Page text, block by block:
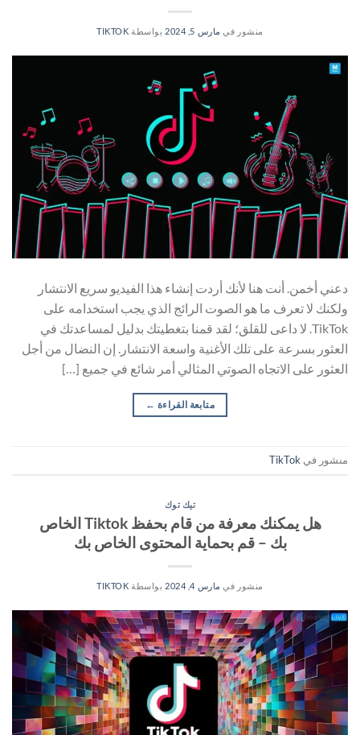
منشور في مارس 5, 2024 بواسطة TIKTOK
دعني أخمن. أنت هنا لأنك أردت إنشاء هذا الفيديو سريع الانتشار
ولكنك لا تعرف ما هو الصوت الرائج الذي يجب استخدامه على
TikTok. لا داعى للقلق؛ لقد قمنا بتغطيتك بدليل لمساعدتك في
العثور بسرعة على تلك الأغنية واسعة الانتشار. إن النضال من أجل
العثور على الاتجاه الصوتي المثالي أمر شائع في جميع […]
متابعة القراءة ←
منشور في TikTok
تيك توك
هل يمكنك معرفة من قام بحفظ Tiktok الخاص
بك – قم بحماية المحتوى الخاص بك
منشور في مارس 4, 2024 بواسطة TIKTOK